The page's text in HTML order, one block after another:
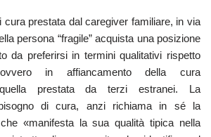
cura prestata dal caregiver familiare, in via
persona “fragile” acquista una posizione
da preferirsi in termini qualitativi rispetto
ovvero in affiancamento della cura
prestata da terzi estranei. La
di cura, anzi richiama in sé la
«manifesta la sua qualità tipica nella